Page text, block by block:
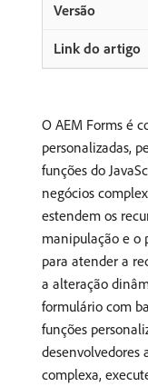
O AEM Forms é
personalizadas,
funções do
negócios
estendem os
manipulação e o
para atender a
a alteração
formulário com
funções
desenvolvedores
complexa,